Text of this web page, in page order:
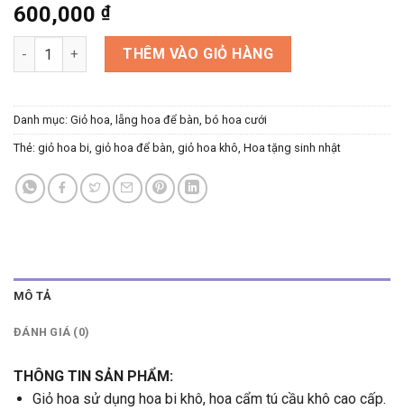
600,000 ₫
Giỏ hoa khô màu hồng số lượng
THÊM VÀO GIỎ HÀNG
Danh mục: Giỏ hoa, lẵng hoa để bàn, bó hoa cưới
Thẻ: giỏ hoa bi giỏ hoa để bàn giỏ hoa khô Hoa tặng sinh nhật
MÔ TẢ
ĐÁNH GIÁ (0)
THÔNG TIN SẢN PHẨM:
Giỏ hoa sử dụng hoa bi khô, hoa cẩm tú cầu khô cao cấp.